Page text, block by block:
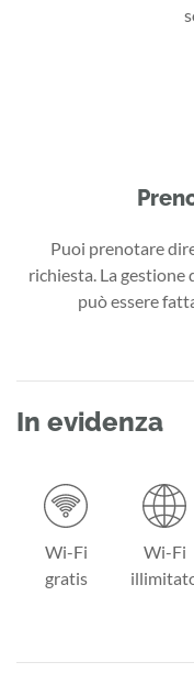
Puoi prenotare
richiesta. La gestione
può essere
In evidenza
Wi-Fi
gratis
Wi-Fi